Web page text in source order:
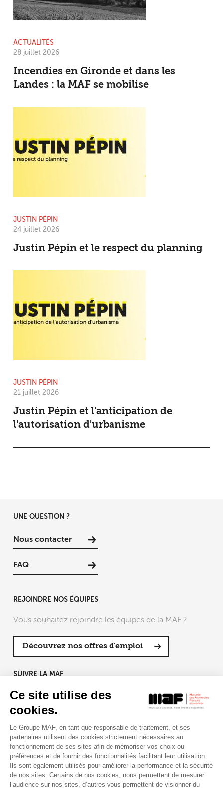
Ce site utilise des
cookies.
Le Groupe MAF, en tant que responsable de traitement, et ses
partenaires utilisent des cookies strictement nécessaires au
fonctionnement de ses sites afin de mémoriser vos choix ou
préférences et de fournir des fonctionnalités facilitant leur utilisation.
Ils sont également utilisés pour améliorer la performance et la sécurité
de nos sites. Certains de nos cookies, nous permettent de mesurer
l’audience sur nos sites, d’autres vous permettent de visionner du
ACTUALITÉS
28 juillet 2026
Incendies en Gironde et dans les
Landes : la MAF se mobilise
JUSTIN PÉPIN
24 juillet 2026
Justin Pépin et le respect du planning
JUSTIN PÉPIN
21 juillet 2026
Justin Pépin et l'anticipation de
l'autorisation d'urbanisme
UNE QUESTION ?
Nous contacter
FAQ
REJOINDRE NOS ÉQUIPES
Vous souhaitez rejoindre les équipes de la MAF ?
Découvrez nos offres d'emploi
SUIVRE LA MAF
RETROUVEZ-NOUS SUR :